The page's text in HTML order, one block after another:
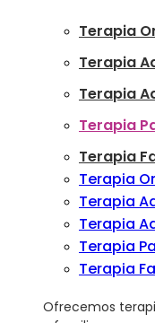
Terapia
Terapia
Terapia
Terapia
Terapia
Terapia
Terapia
Terapia
Terapia
Terapia
Ofrecemos